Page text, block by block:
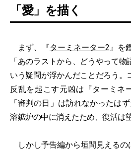
「愛」を描く
まず、『ターミネーター2』を
「あのラストから、どうやって
いう疑問が浮かんだことだろう。
反乱を起こす元凶は『ターミネ
「審判の日」は訪れなかったは
溶鉱炉の中に消えたため、復活は
しかし予告編から垣間見えるの